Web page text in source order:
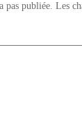
pas publiée. Les